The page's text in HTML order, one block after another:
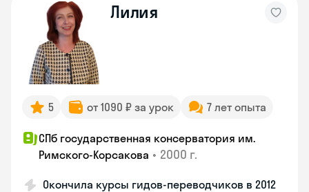
Лилия
5 от 1090 ₽ за урок 7 лет опыта
СПб государственная консерватория им.
Римского-Корсакова • 2000 г.
Окончила курсы гидов-переводчиков в 2012